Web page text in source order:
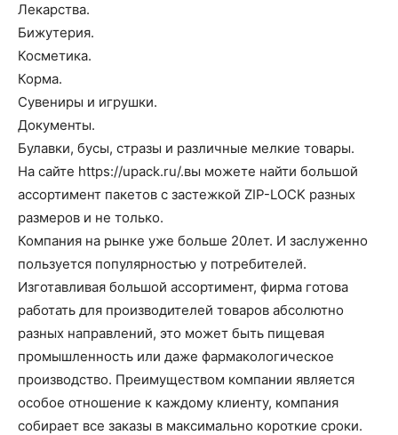
Лекарства.
Бижутерия.
Косметика.
Корма.
Сувениры и игрушки.
Документы.
Булавки, бусы, стразы и различные мелкие товары.
На сайте https://upack.ru/.вы можете найти большой
ассортимент пакетов с застежкой ZIP-LOCK разных
размеров и не только.
Компания на рынке уже больше 20лет. И заслуженно
пользуется популярностью у потребителей.
Изготавливая большой ассортимент, фирма готова
работать для производителей товаров абсолютно
разных направлений, это может быть пищевая
промышленность или даже фармакологическое
производство. Преимуществом компании является
особое отношение к каждому клиенту, компания
собирает все заказы в максимально короткие сроки.